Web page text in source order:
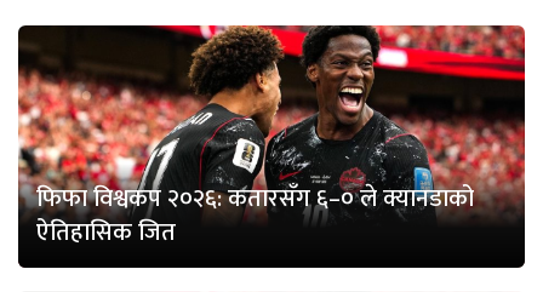
फिफा विश्वकप २०२६: कतारसँग ६–० ले क्यानडाको
ऐतिहासिक जित